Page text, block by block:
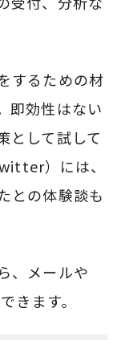
するための材
即効性はない
として試して
）には、
との体験談も
、メールや
きます。